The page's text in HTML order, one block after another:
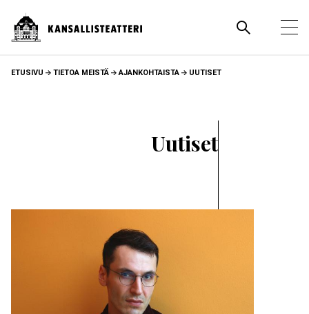
pääsisältöön
MURUPOLKU
ETUSIVU TIETOA MEISTÄ AJANKOHTAISTA UUTISET
Uutiset